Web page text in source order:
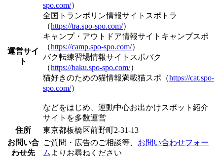
運営サイ
ト
spo.com/）
全国トランポリン情報サイトスポトラ
（https://tra.spo-spo.com/）
キャンプ・アウトドア情報サイトキャンプスポ
（https://camp.spo-spo.com/）
バク転練習場情報サイトスポバク
（https://baku.spo-spo.com/）
猫好きのための猫情報満載猫スポ（https://cat.spo-
spo.com/）
などをはじめ、運動中心お出かけスポット紹介
サイトを多数運営
住所
東京都板橋区前野町2-31-13
お問い合
わせ先
ご質問・広告のご相談等、 お問い合わせフォー
ム よりお尋ねください